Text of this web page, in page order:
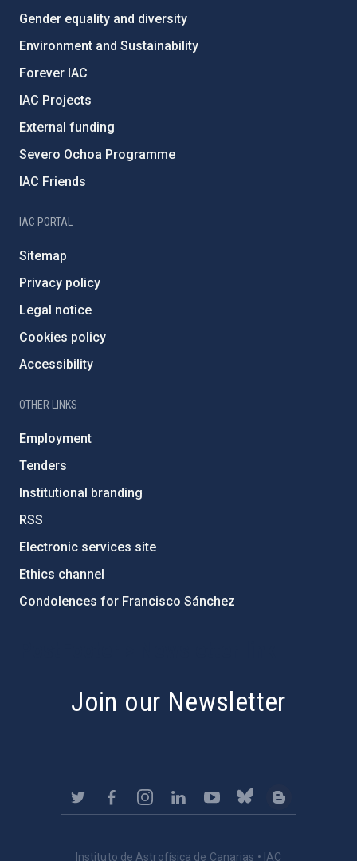
Gender equality and diversity
Environment and Sustainability
Forever IAC
IAC Projects
External funding
Severo Ochoa Programme
IAC Friends
IAC PORTAL
Sitemap
Privacy policy
Legal notice
Cookies policy
Accessibility
OTHER LINKS
Employment
Tenders
Institutional branding
RSS
Electronic services site
Ethics channel
Condolences for Francisco Sánchez
Join our Newsletter
Instituto de Astrofísica de Canarias • IAC